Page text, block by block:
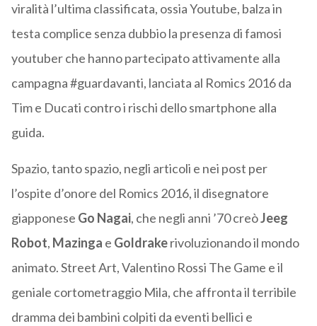
viralità l’ultima classificata, ossia Youtube, balza in
testa complice senza dubbio la presenza di famosi
youtuber che hanno partecipato attivamente alla
campagna #guardavanti, lanciata al Romics 2016 da
Tim e Ducati contro i rischi dello smartphone alla
guida.
Spazio, tanto spazio, negli articoli e nei post per
l’ospite d’onore del Romics 2016, il disegnatore
giapponese Go Nagai, che negli anni ’70 creòJeeg
Robot, Mazinga e Goldrakerivoluzionando il mondo
animato. Street Art, Valentino Rossi The Game e il
geniale cortometraggio Mila, che affronta il terribile
dramma dei bambini colpiti da eventi bellici e